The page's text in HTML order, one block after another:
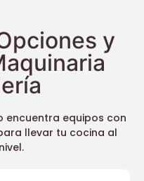
y
encuentra equipos con
llevar tu cocina al